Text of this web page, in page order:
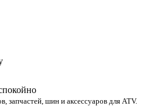
запчастей, шин и аксессуаров для ATV.